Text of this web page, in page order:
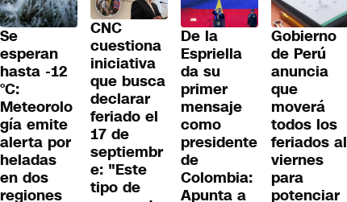
Se
esperan
hasta -12
°C:
Meteorolo
gía emite
alerta por
heladas
en dos
regiones
CNC
cuestiona
iniciativa
que busca
declarar
feriado el
17 de
septiembr
e: "Este
tipo de
De la
Espriella
da su
primer
mensaje
como
presidente
de
Colombia:
Apunta a
Gobierno
de Perú
anuncia
que
moverá
todos los
feriados al
viernes
para
potenciar